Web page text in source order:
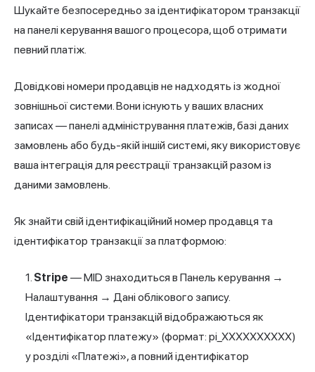
Шукайте безпосередньо за ідентифікатором транзакції
на панелі керування вашого процесора, щоб отримати
певний платіж.
Довідкові номери продавців не надходять із жодної
зовнішньої системи. Вони існують у ваших власних
записах — панелі адміністрування платежів, базі даних
замовлень або будь-якій іншій системі, яку використовує
ваша інтеграція для реєстрації транзакцій разом із
даними замовлень.
Як знайти свій ідентифікаційний номер продавця та
ідентифікатор транзакції за платформою:
Stripe — MID знаходиться в Панель керування →
Налаштування → Дані облікового запису.
Ідентифікатори транзакцій відображаються як
«Ідентифікатор платежу» (формат: pi_XXXXXXXXXX)
у розділі «Платежі», а повний ідентифікатор